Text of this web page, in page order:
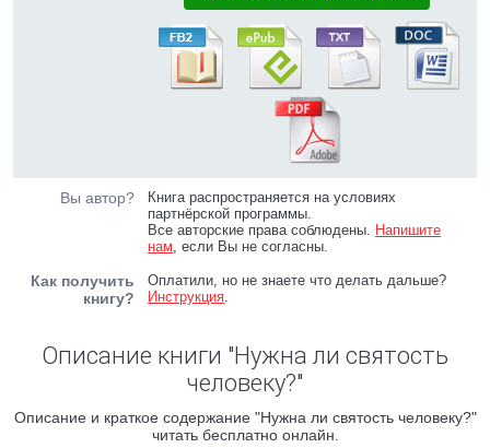
Вы автор?
Книга распространяется на условиях
партнёрской программы.
Все авторские права соблюдены. Напишите
нам, если Вы не согласны.
Как получить
книгу?
Оплатили, но не знаете что делать дальше?
Инструкция.
Описание книги "Нужна ли святость
человеку?"
Описание и краткое содержание "Нужна ли святость человеку?"
читать бесплатно онлайн.